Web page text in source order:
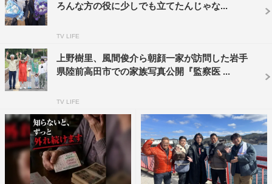
した。
『情熱大陸』
MBS／TBS系
2023年3月12日（日）午後11時15分～11時45分
番組HP：https://www.mbs.jp/jounetsu/
番組Twitter：@jounetsu
Instagram：https://www.instagram.com/jounetsu_tairiku/
Facebook： https://www.facebook.com/jounetsutairiku
ろんな方の役に少しでも立てたんじゃな...
TV LIFE
上野樹里、風間俊介ら朝顔一家が訪問した岩手
県陸前高田市での家族写真公開『監察医 ...
TV LIFE